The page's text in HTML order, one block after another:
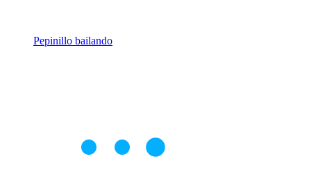
Pepinillo bailando